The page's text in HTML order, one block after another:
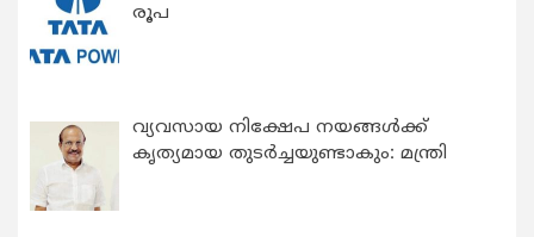
രൂപ
വ്യവസായ നിക്ഷേപ നയങ്ങള്‍ക്ക്
കൃത്യമായ തുടര്‍ച്ചയുണ്ടാകും: മന്ത്രി